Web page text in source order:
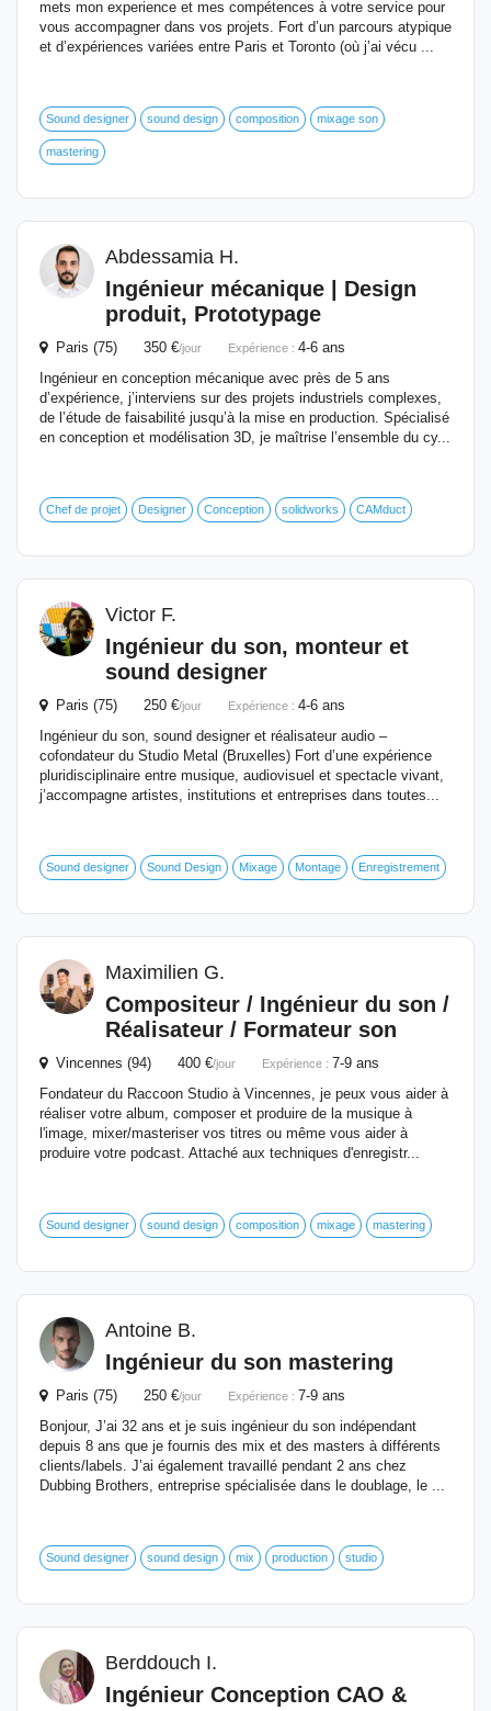
mets mon experience et mes compétences à votre service pour
vous accompagner dans vos projets. Fort d’un parcours atypique
et d’expériences variées entre Paris et Toronto (où j’ai vécu ...
Sound designer sound design composition mixage son
mastering
Abdessamia H.
Ingénieur mécanique | Design
produit, Prototypage
Paris (75) 350 €/jour Expérience : 4-6 ans
Ingénieur en conception mécanique avec près de 5 ans
d’expérience, j’interviens sur des projets industriels complexes,
de l’étude de faisabilité jusqu’à la mise en production. Spécialisé
en conception et modélisation 3D, je maîtrise l’ensemble du cy...
Chef de projet Designer Conception solidworks CAMduct
Victor F.
Ingénieur du son, monteur et
sound designer
Paris (75) 250 €/jour Expérience : 4-6 ans
Ingénieur du son, sound designer et réalisateur audio –
cofondateur du Studio Metal (Bruxelles) Fort d’une expérience
pluridisciplinaire entre musique, audiovisuel et spectacle vivant,
j’accompagne artistes, institutions et entreprises dans toutes...
Sound designer Sound Design Mixage Montage Enregistrement
Maximilien G.
Compositeur / Ingénieur du son /
Réalisateur / Formateur son
Vincennes (94) 400 €/jour Expérience : 7-9 ans
Fondateur du Raccoon Studio à Vincennes, je peux vous aider à
réaliser votre album, composer et produire de la musique à
l'image, mixer/masteriser vos titres ou même vous aider à
produire votre podcast. Attaché aux techniques d'enregistr...
Sound designer sound design composition mixage mastering
Antoine B.
Ingénieur du son mastering
Paris (75) 250 €/jour Expérience : 7-9 ans
Bonjour, J’ai 32 ans et je suis ingénieur du son indépendant
depuis 8 ans que je fournis des mix et des masters à différents
clients/labels. J’ai également travaillé pendant 2 ans chez
Dubbing Brothers, entreprise spécialisée dans le doublage, le ...
Sound designer sound design mix production studio
Berddouch I.
Ingénieur Conception CAO &